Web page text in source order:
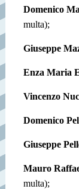
Domenico
multa);
Giuseppe
Enza Maria
Vincenzo
Domenico
Giuseppe
Mauro
multa);